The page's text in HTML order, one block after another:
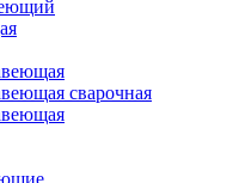
сварочная